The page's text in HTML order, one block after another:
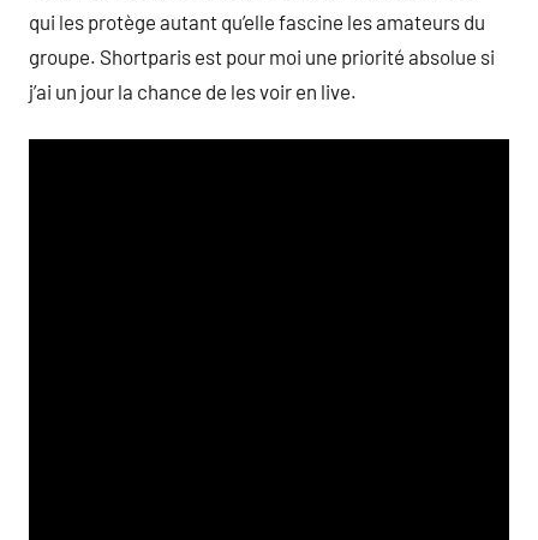
qui les protège autant qu’elle fascine les amateurs du
groupe. Shortparis est pour moi une priorité absolue si
j’ai un jour la chance de les voir en live.